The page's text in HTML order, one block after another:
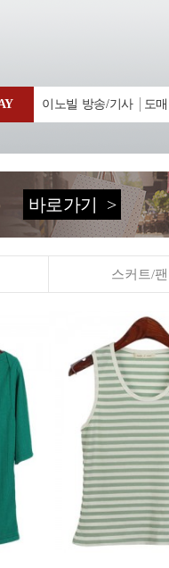
이노빌 방송/기사 도
바로가기 >
스커트/